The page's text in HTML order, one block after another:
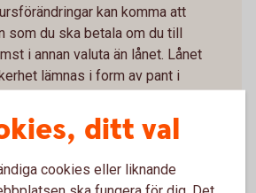
kan komma att
som du ska betala om du till
i annan valuta än lånet. Lånet
lämnas i form av pant i
ditt val
cookies eller liknande